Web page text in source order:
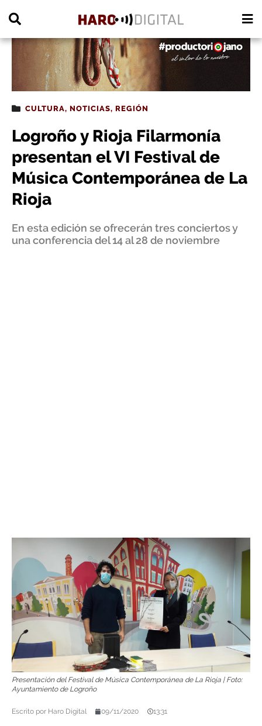
CULTURA, NOTICIAS, REGIÓN
Logroño y Rioja Filarmonía
presentan el VI Festival de
Música Contemporánea de La
Rioja
En esta edición se ofrecerán tres conciertos y
una conferencia del 14 al 28 de noviembre
Presentación del Festival de Música Contemporánea de La Rioja | Foto:
Ayuntamiento de Logroño
Escrito por Haro Digital 09/11/2020 13:31